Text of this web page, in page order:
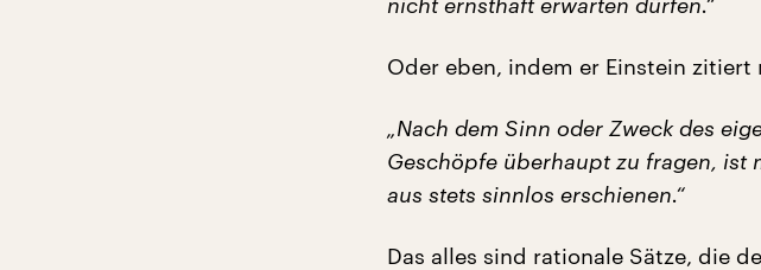
Oder eben, indem er Einstein zitiert
„Nach dem Sinn oder Zweck des
Geschöpfe überhaupt zu fragen, ist
aus stets sinnlos erschienen.“
Das alles sind rationale Sätze, die